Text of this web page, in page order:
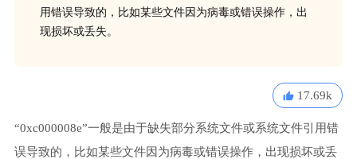
用错误导致的，比如某些文件因为病毒或错误操作，出
现损坏或丢失。
17.69k
“0xc000008e”一般是由于缺失部分系统文件或系统文件引用错
误导致的，比如某些文件因为病毒或错误操作，出现损坏或丢